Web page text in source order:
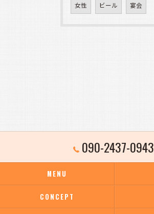
女性 ビール 宴会
090-2437-0943
MENU
CONCEPT